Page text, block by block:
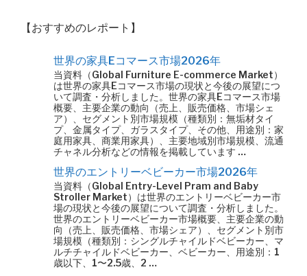
【おすすめのレポート】
世界の家具Eコマース市場2026年
当資料（Global Furniture E-commerce Market）
は世界の家具Eコマース市場の現状と今後の展望につ
いて調査・分析しました。世界の家具Eコマース市場
概要、主要企業の動向（売上、販売価格、市場シェ
ア）、セグメント別市場規模（種類別：無垢材タイ
プ、金属タイプ、ガラスタイプ、その他、用途別：家
庭用家具、商業用家具）、主要地域別市場規模、流通
チャネル分析などの情報を掲載しています …
世界のエントリーベビーカー市場2026年
当資料（Global Entry-Level Pram and Baby
Stroller Market）は世界のエントリーベビーカー市
場の現状と今後の展望について調査・分析しました。
世界のエントリーベビーカー市場概要、主要企業の動
向（売上、販売価格、市場シェア）、セグメント別市
場規模（種類別：シングルチャイルドベビーカー、マ
ルチチャイルドベビーカー、ベビーカー、用途別：1
歳以下、1〜2.5歳、2 …